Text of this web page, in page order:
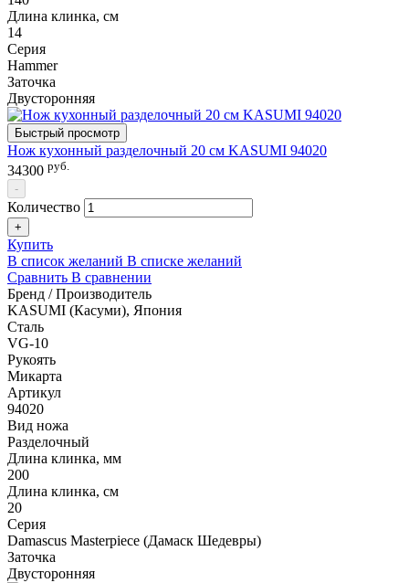
Длина клинка, см
14
Серия
Hammer
Заточка
Двусторонняя
Быстрый просмотр
Нож кухонный разделочный 20 см KASUMI 94020
34300 руб.
-
Количество
+
Купить
В список желаний В списке желаний
Сравнить В сравнении
Бренд / Производитель
KASUMI (Касуми), Япония
Сталь
VG-10
Рукоять
Микарта
Артикул
94020
Вид ножа
Разделочный
Длина клинка, мм
200
Длина клинка, см
20
Серия
Damascus Masterpiece (Дамаск Шедевры)
Заточка
Двусторонняя